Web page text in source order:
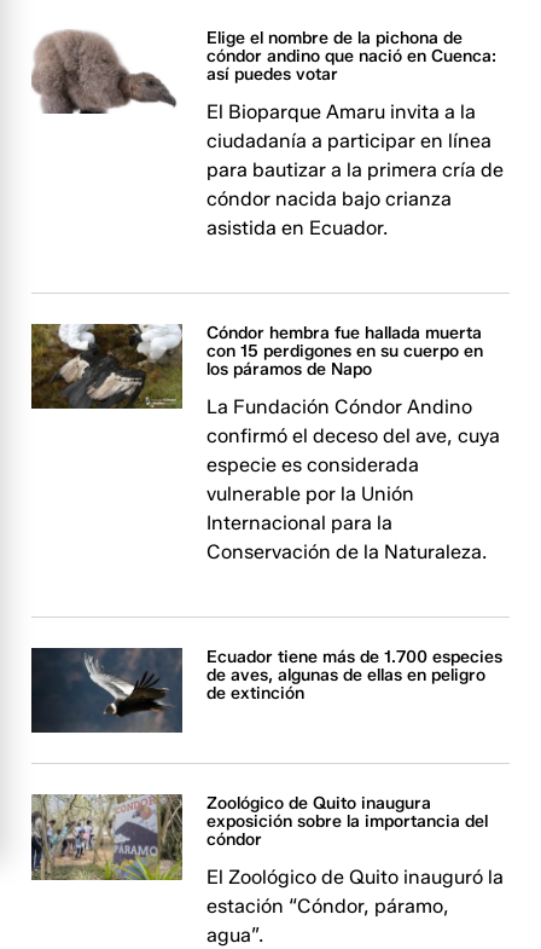
Elige el nombre de la pichona de
cóndor andino que nació en Cuenca:
así puedes votar
El Bioparque Amaru invita a la
ciudadanía a participar en línea
para bautizar a la primera cría de
cóndor nacida bajo crianza
asistida en Ecuador.
Cóndor hembra fue hallada muerta
con 15 perdigones en su cuerpo en
los páramos de Napo
La Fundación Cóndor Andino
confirmó el deceso del ave, cuya
especie es considerada
vulnerable por la Unión
Internacional para la
Conservación de la Naturaleza.
Ecuador tiene más de 1.700 especies
de aves, algunas de ellas en peligro
de extinción
Zoológico de Quito inaugura
exposición sobre la importancia del
cóndor
El Zoológico de Quito inauguró la
estación “Cóndor, páramo,
agua”.